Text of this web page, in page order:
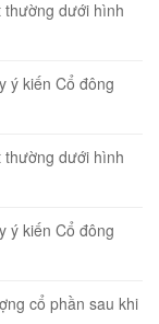
thường dưới hình
ý kiến Cổ đông
thường dưới hình
ý kiến Cổ đông
cổ phần sau khi